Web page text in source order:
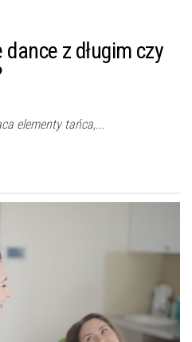
z długim czy
elementy tańca,...